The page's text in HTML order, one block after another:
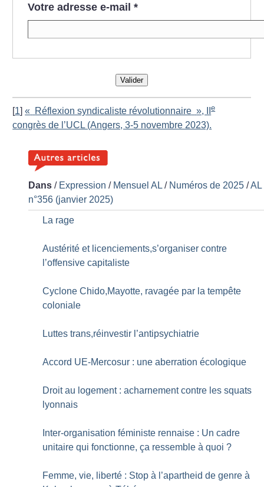
Votre adresse e-mail *
Valider
[1]« Réflexion syndicaliste révolutionnaire », IIe
congrès de l’UCL (Angers, 3-5 novembre 2023).
Dans / Expression / Mensuel AL / Numéros de 2025 /AL
n°356 (janvier 2025)
La rage
Austérité et licenciements,s’organiser contre
l’offensive capitaliste
Cyclone Chido,Mayotte, ravagée par la tempête
coloniale
Luttes trans,réinvestir l’antipsychiatrie
Accord UE-Mercosur : une aberration écologique
Droit au logement : acharnement contre les squats
lyonnais
Inter-organisation féministe rennaise : Un cadre
unitaire qui fonctionne, ça ressemble à quoi ?
Femme, vie, liberté : Stop à l’apartheid de genre à